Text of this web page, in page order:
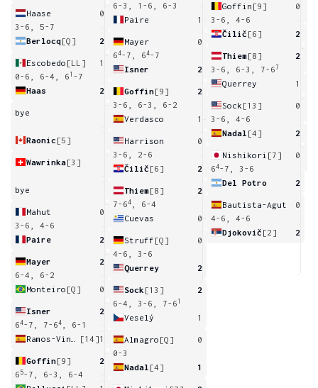
Haase
0
3-6, 5-7
Berlocq[Q] 2
Escobedo [LL]
1
0-6, 6-4, 6 1 -7
Haas
2
bye
Raonic [5]
Wawrinka[3]
bye
Mahut
0
3-6, 4-6
Paire
2
Mayer
2
6-4, 6-2
Monteiro [Q] 0
Isner
2
64-7, 7-64
, 6-1
[14]1
Goffin[9]
2
6 5-7, 6-3, 6-4
6-3, 1-6, 6-3
Paire
1
Mayer
0
64-7, 64-7
Isner
2
Goffin[9]
2
3-6, 6-3, 6-2
Verdasco
1
Harrison
0
3-6, 2-6
Čilič [6] 2
Thiem[8]
2
7-64
, 6-4
Cuevas
0
Struff [Q]
0
4-6, 3-6
Querrey
2
Sock [13]
2
6-4, 3-6, 7-6 1
Veselý 1
Almagro [Q]
0
0-3
Nadal [4] 1
Goffin [9]
0
3-6, 4-6
Čilič [6] 2
Thiem[8]
2
3-6, 6-3, 7-67
Querrey 1
Sock [13]
0
3-6, 4-6
Nadal [4] 2
Nishikori [7]
0
64-7, 3-6
Del Potro
2
Bautista-Agut
0
4-6, 4-6
Djokovič [2] 2